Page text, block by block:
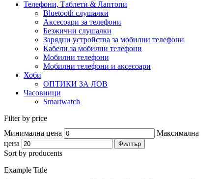
Телефони, Таблети & Лаптопи
Bluetooth слушалки
Аксесоари за телефони
Безжични слушалки
Зарядни устройства за мобилни телефони
Кабели за мобилни телефони
Мобилни телефони
Мобилни телефони и аксесоари
Хоби
ОПТИКИ ЗА ЛОВ
Часовници
Smartwatch
Filter by price
Минимална цена
Максимална
цена
Филтър
Sort by producents
Example Title